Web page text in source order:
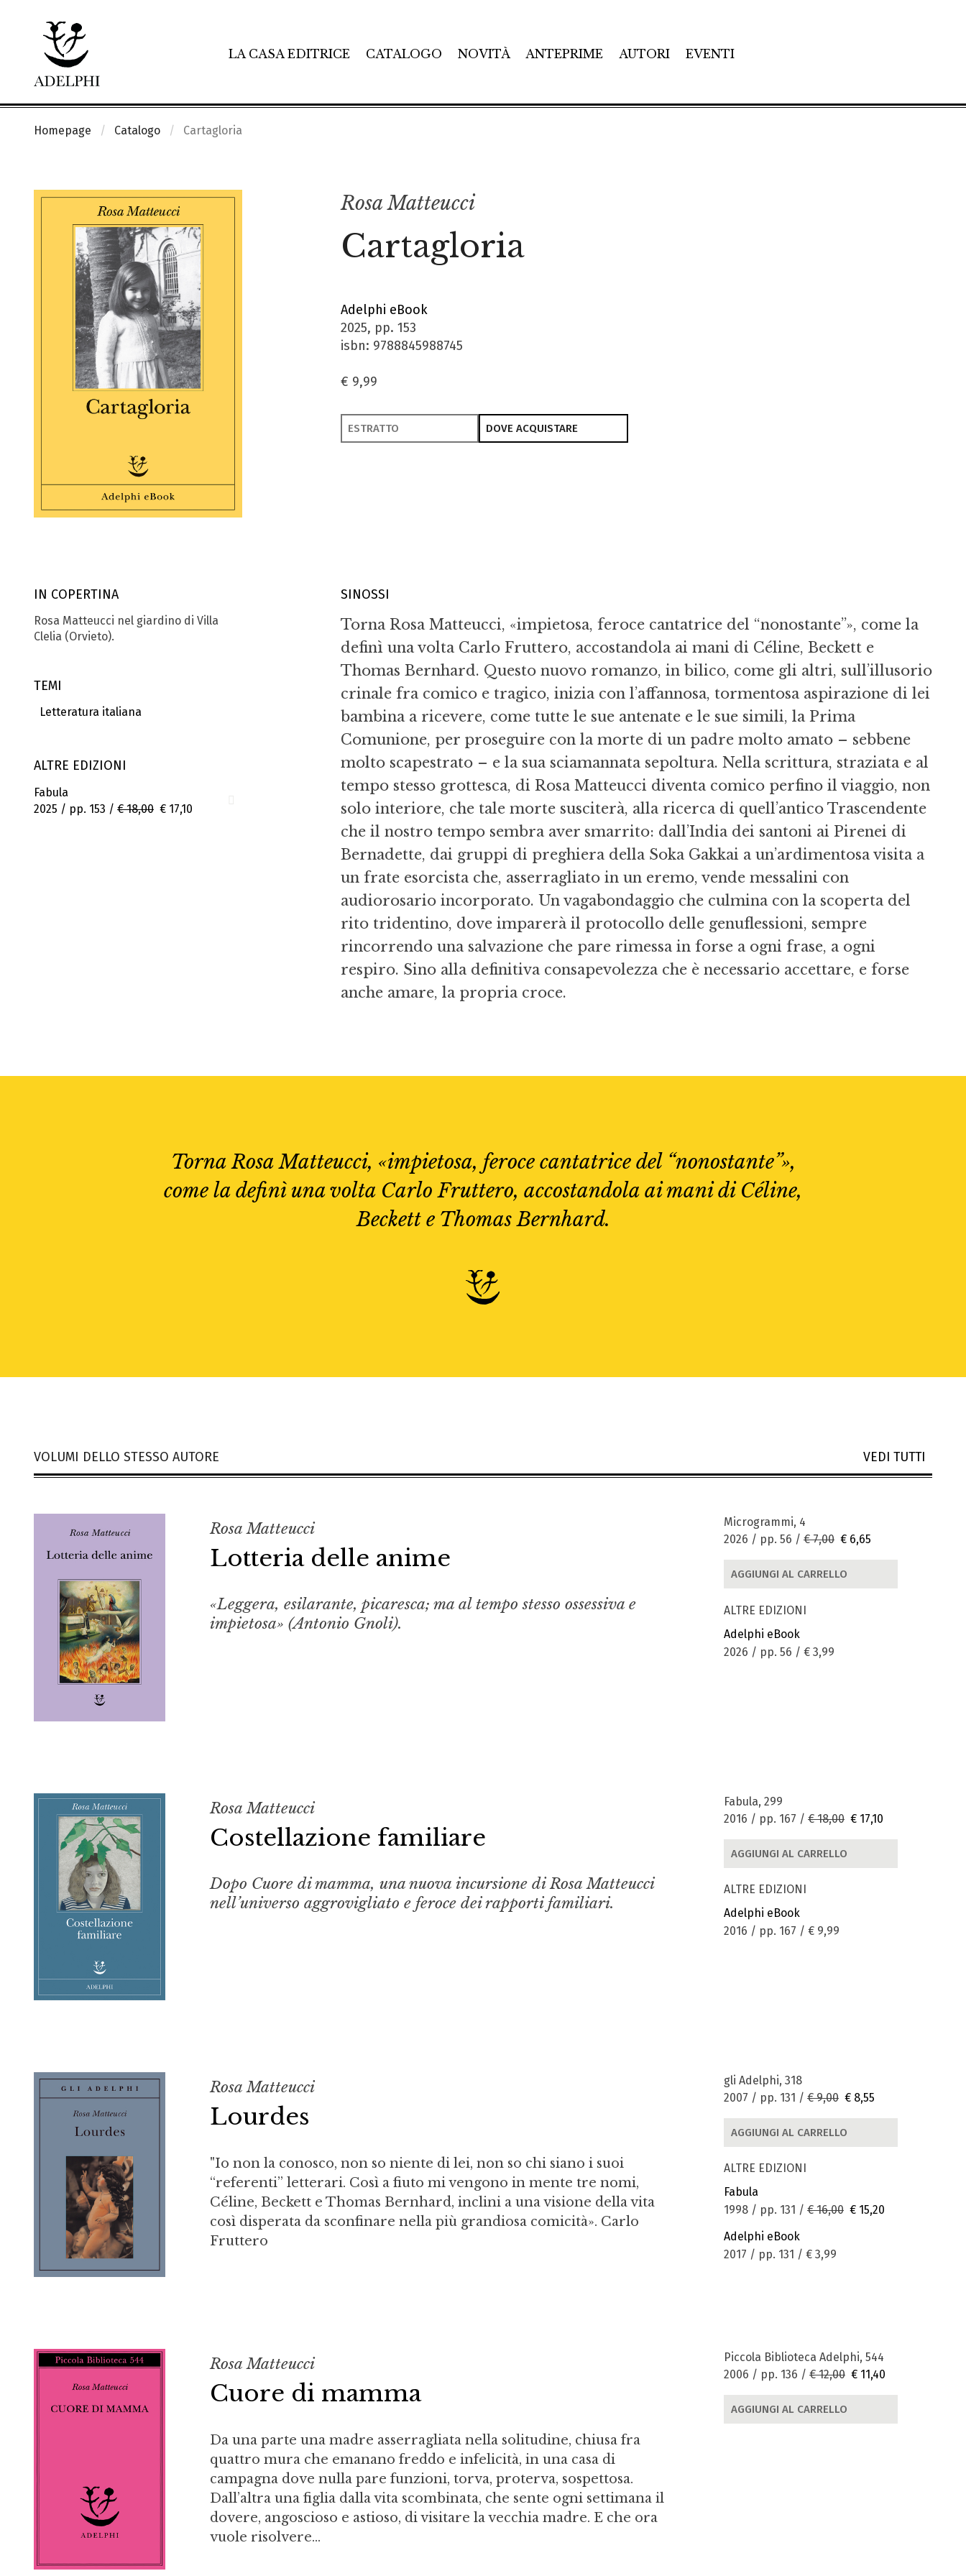
LA CASA EDITRICE CATALOGO NOVITÀ ANTEPRIME AUTORI EVENTI
Homepage Catalogo Cartagloria
Rosa Matteucci
Cartagloria
Adelphi eBook
2025, pp. 153
isbn: 9788845988745
€ 9,99
ESTRATTO DOVE ACQUISTARE
IN COPERTINA
Rosa Matteucci nel giardino di Villa
Clelia (Orvieto).
TEMI
Letteratura italiana
ALTRE EDIZIONI
Fabula
2025 / pp. 153 / € 18,00 € 17,10
SINOSSI
Torna Rosa Matteucci, «impietosa, feroce cantatrice del “nonostante”», come la
definì una volta Carlo Fruttero, accostandola ai mani di Céline, Beckett e
Thomas Bernhard. Questo nuovo romanzo, in bilico, come gli altri, sull’illusorio
crinale fra comico e tragico, inizia con l’affannosa, tormentosa aspirazione di lei
bambina a ricevere, come tutte le sue antenate e le sue simili, la Prima
Comunione, per proseguire con la morte di un padre molto amato – sebbene
molto scapestrato – e la sua sciamannata sepoltura. Nella scrittura, straziata e al
tempo stesso grottesca, di Rosa Matteucci diventa comico perfino il viaggio, non
solo interiore, che tale morte susciterà, alla ricerca di quell’antico Trascendente
che il nostro tempo sembra aver smarrito: dall’India dei santoni ai Pirenei di
Bernadette, dai gruppi di preghiera della Soka Gakkai a un’ardimentosa visita a
un frate esorcista che, asserragliato in un eremo, vende messalini con
audiorosario incorporato. Un vagabondaggio che culmina con la scoperta del
rito tridentino, dove imparerà il protocollo delle genuflessioni, sempre
rincorrendo una salvazione che pare rimessa in forse a ogni frase, a ogni
respiro. Sino alla definitiva consapevolezza che è necessario accettare, e forse
anche amare, la propria croce.
Torna Rosa Matteucci, «impietosa, feroce cantatrice del “nonostante”»,
come la definì una volta Carlo Fruttero, accostandola ai mani di Céline,
Beckett e Thomas Bernhard.
VOLUMI DELLO STESSO AUTORE VEDI TUTTI
Rosa Matteucci
Lotteria delle anime
«Leggera, esilarante, picaresca; ma al tempo stesso ossessiva e
impietosa» (Antonio Gnoli).
Microgrammi, 4
2026 / pp. 56 / € 7,00 € 6,65
AGGIUNGI AL CARRELLO
ALTRE EDIZIONI
Adelphi eBook
2026 / pp. 56 / € 3,99
Rosa Matteucci
Costellazione familiare
Dopo Cuore di mamma, una nuova incursione di Rosa Matteucci
nell’universo aggrovigliato e feroce dei rapporti familiari.
Fabula, 299
2016 / pp. 167 / € 18,00 € 17,10
AGGIUNGI AL CARRELLO
ALTRE EDIZIONI
Adelphi eBook
2016 / pp. 167 / € 9,99
Rosa Matteucci
Lourdes
"Io non la conosco, non so niente di lei, non so chi siano i suoi
“referenti” letterari. Così a fiuto mi vengono in mente tre nomi,
Céline, Beckett e Thomas Bernhard, inclini a una visione della vita
così disperata da sconfinare nella più grandiosa comicità». Carlo
Fruttero
gli Adelphi, 318
2007 / pp. 131 / € 9,00 € 8,55
AGGIUNGI AL CARRELLO
ALTRE EDIZIONI
Fabula
1998 / pp. 131 / € 16,00 € 15,20
Adelphi eBook
2017 / pp. 131 / € 3,99
Rosa Matteucci
Cuore di mamma
Da una parte una madre asserragliata nella solitudine, chiusa fra
quattro mura che emanano freddo e infelicità, in una casa di
campagna dove nulla pare funzioni, torva, proterva, sospettosa.
Dall’altra una figlia dalla vita scombinata, che sente ogni settimana il
dovere, angoscioso e astioso, di visitare la vecchia madre. E che ora
vuole risolvere...
Piccola Biblioteca Adelphi, 544
2006 / pp. 136 / € 12,00 € 11,40
AGGIUNGI AL CARRELLO